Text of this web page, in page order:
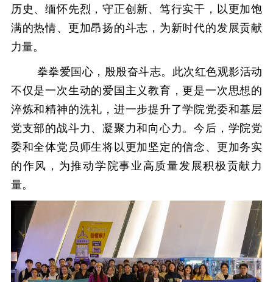
历史、缅怀先烈，守正创新、笃行实干，以更加饱
满的热情、更加昂扬的斗志，为新时代的发展贡献
力量。
拳拳爱国心，殷殷奋斗志。此次红色观影活动
不仅是一次生动的爱国主义教育，更是一次思想的
淬炼和精神的洗礼，进一步提升了学院党委和基层
党支部的战斗力、凝聚力和向心力。今后，学院党
委和全体党员师生将以更加坚定的信念、更加务实
的作风，为推动学院事业高质量发展积极贡献力
量。